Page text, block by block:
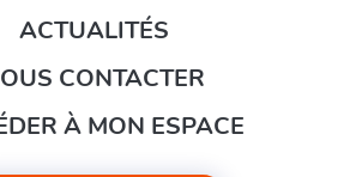
ACTUALITÉS
CONTACTER
À MON ESPACE